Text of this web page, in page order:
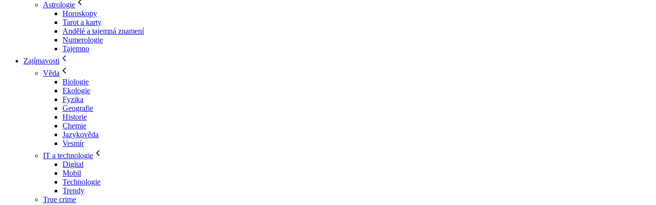
Astrologie
Horoskopy
Tarot a karty
Andělé a tajemná znamení
Numerologie
Tajemno
Zajímavosti
Věda
Biologie
Ekologie
Fyzika
Geografie
Historie
Chemie
Jazykověda
Vesmír
IT a technologie
Digital
Mobil
Technologie
Trendy
True crime